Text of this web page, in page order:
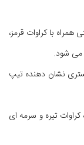
همراه با کراوات قرمز،
می شود.
نشان دهنده تیپ
تیره و سرمه ای